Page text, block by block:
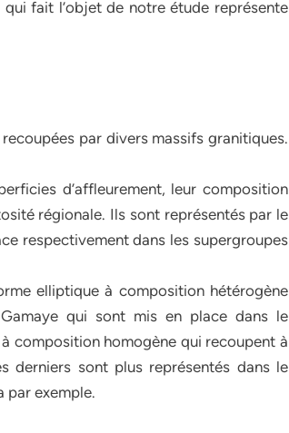
fait l’objet de notre étude représente
par divers massifs granitiques.
d’affleurement, leur composition
régionale. Ils sont représentés par le
respectivement dans les supergroupes
elliptique à composition hétérogène
qui sont mis en place dans le
composition homogène qui recoupent à
derniers sont plus représentés dans le
par exemple.